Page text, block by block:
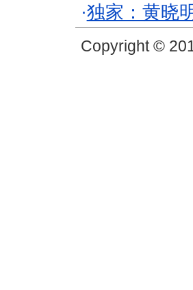
·独家：黄晓
Copyright ©